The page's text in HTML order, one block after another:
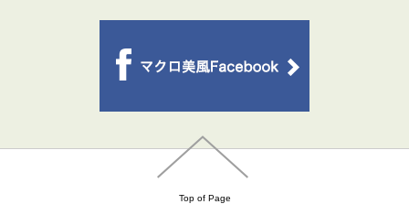
Top of Page